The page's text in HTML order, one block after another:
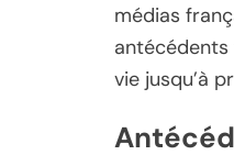
médias
antécédents
vie jusqu’à